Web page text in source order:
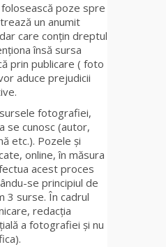
poze spre
un anumit
care conțin dreptul
însă sursa
prin publicare ( foto
aduce prejudicii
fotografiei,
se cunosc (autor,
etc.). Pozele și
online, în măsura
acest proces
se principiul de
3 surse. În cadrul
redacția
a fotografiei și nu